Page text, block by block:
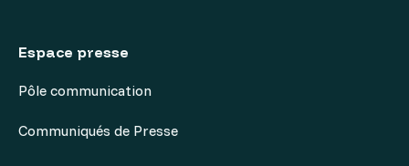
Espace presse
Pôle communication
Communiqués de Presse